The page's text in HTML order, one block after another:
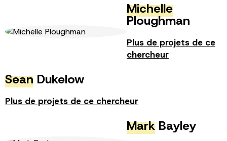
Michelle
Ploughman
Plus de projets de ce
chercheur
Sean Dukelow
Plus de projets de ce chercheur
Mark Bayley